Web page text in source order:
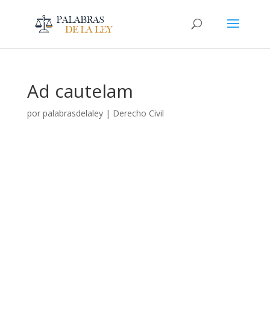
Ad cautelam
por palabrasdelaley| Derecho Civil